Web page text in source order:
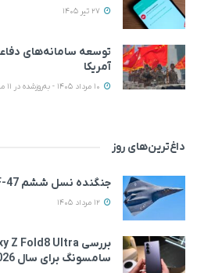
توسعه سامانه‌های
آمریکا
داغ‌ترین‌های روز
جنگنده نسل ششم F-47 در مسیر نخستین پرواز
سامسونگ برای سال 2026